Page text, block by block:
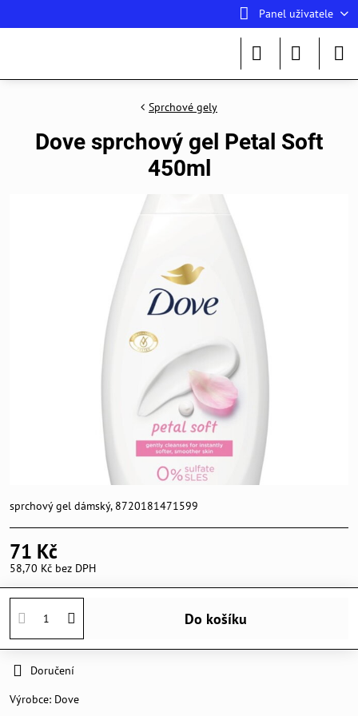
Panel uživatele
Sprchové gely
Dove sprchový gel Petal Soft
450ml
sprchový gel dámský, 8720181471599
71 Kč
58,70 Kč bez DPH
Do košíku
Doručení
Výrobce: Dove